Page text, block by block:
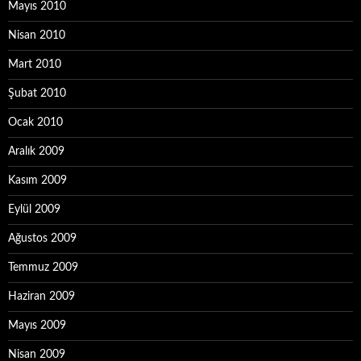
Mayıs 2010
Nisan 2010
Mart 2010
Şubat 2010
Ocak 2010
Aralık 2009
Kasım 2009
Eylül 2009
Ağustos 2009
Temmuz 2009
Haziran 2009
Mayıs 2009
Nisan 2009